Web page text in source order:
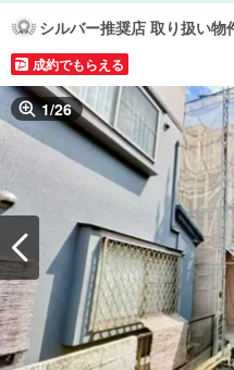
シルバー推奨店 取り扱い物
成約でもらえる
1/26